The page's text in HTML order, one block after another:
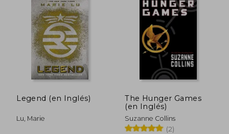
45%
dcto.
$ 420.941
$ 231.517
45%
dcto.
Legend (en Inglés)
Lu, Marie
The Hunger Games
(en Inglés)
Suzanne Collins
(2)